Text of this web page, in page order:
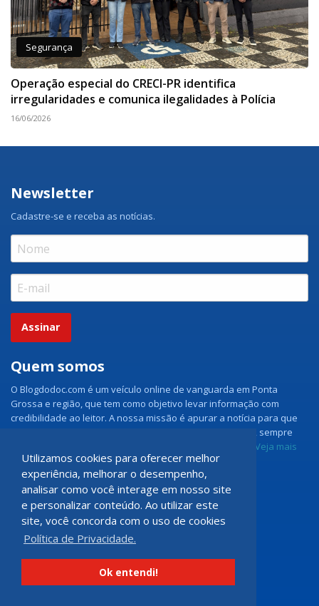
Utilizamos cookies para oferecer melhor
experiência, melhorar o desempenho,
analisar como você interage em nosso site
e personalizar conteúdo. Ao utilizar este
site, você concorda com o uso de cookies
Política de Privacidade.
Ok entendi!
Segurança
Operação especial do CRECI-PR identifica
irregularidades e comunica ilegalidades à Polícia
16/06/2026
Newsletter
Cadastre-se e receba as notícias.
Assinar
Quem somos
O Blogdodoc.com é um veículo online de vanguarda em Ponta
Grossa e região, que tem como objetivo levar informação com
credibilidade ao leitor. A nossa missão é apurar a notícia para que
nossos leitores tenham acesso aos fatos como eles são, sempre
Veja mais
Grupo Doc.com
Rua Rio de Janeiro, 150 - Sala 102
CEP: 84070-060 - Nova Rússia
Ponta Grossa \ PR